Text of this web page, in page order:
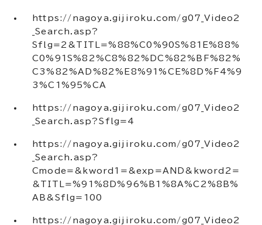
https://nagoya.gijiroku.com/g07_Video2
_Search.asp?
Sflg=2&TITL=%88%C0%90S%81E%88%
C0%91S%82%C8%82%DC%82%BF%82%
C3%82%AD%82%E8%91%CE%8D%F4%9
3%C1%95%CA
https://nagoya.gijiroku.com/g07_Video2
_Search.asp?Sflg=4
https://nagoya.gijiroku.com/g07_Video2
_Search.asp?
Cmode=&kword1=&exp=AND&kword2=
&TITL=%91%8D%96%B1%8A%C2%8B%
AB&Sflg=100
https://nagoya.gijiroku.com/g07_Video2